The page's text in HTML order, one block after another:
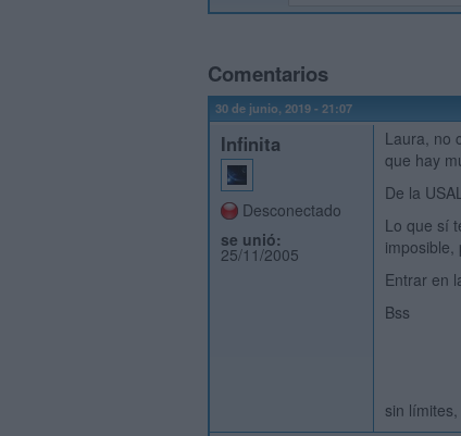
Comentarios
30 de junio, 2019 - 21:07
Infinita
Desconectado
se unió:
25/11/2005
Laura, no
que hay
De la
Lo que sí
imposible,
Entrar en
Bss
sin